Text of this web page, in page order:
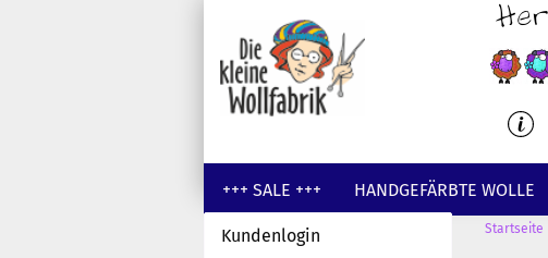
+++ SALE +++ HANDGEFÄRBTE WOLLE
GUTSCHEINE
Startseite
Kundenlogin